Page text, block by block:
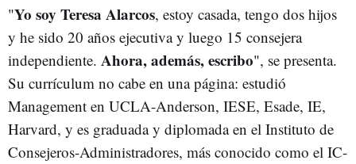
"Yo soy Teresa Alarcos, estoy casada, tengo dos hijos
y he sido 20 años ejecutiva y luego 15 consejera
independiente. Ahora, además, escribo", se presenta.
Su currículum no cabe en una página: estudió
Management en UCLA-Anderson, IESE, Esade, IE,
Harvard, y es graduada y diplomada en el Instituto de
Consejeros-Administradores, más conocido como el IC-